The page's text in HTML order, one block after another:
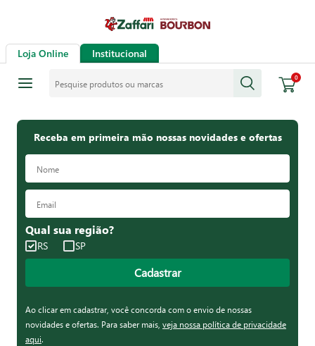
Loja Online Institucional
0
Receba em primeira mão nossas novidades e ofertas
Qual sua região?
RS SP
Cadastrar
Ao clicar em cadastrar, você concorda com o envio de nossas
novidades e ofertas. Para saber mais, veja nossa política de privacidade
aqui.